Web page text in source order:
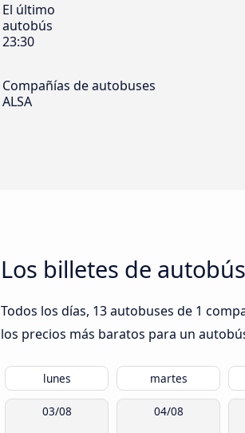
El último
autobús
23:30
Compañías de autobuses
ALSA
Los billetes de
Todos los días, 13 autobuses de 1
los precios más baratos para un
lunes martes
03/08 04/08